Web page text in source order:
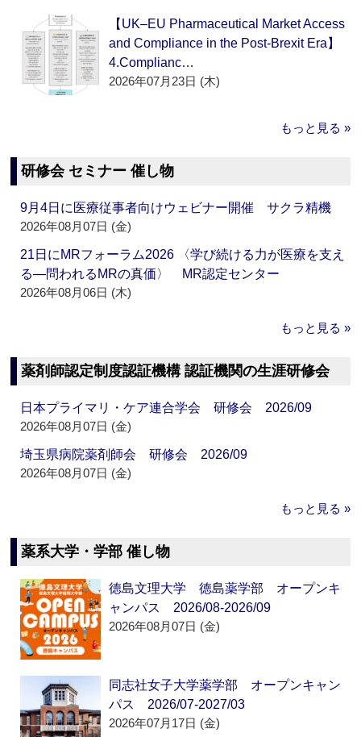
【UK–EU Pharmaceutical Market Access
and Compliance in the Post-Brexit Era】
4.Complianc…
2026年07月23日 (木)
もっと見る »
研修会 セミナー 催し物
9月4日に医療従事者向けウェビナー開催 サクラ精機
2026年08月07日 (金)
21日にMRフォーラム2026 〈学び続ける力が医療を支え
る―問われるMRの真価〉 MR認定センター
2026年08月06日 (木)
もっと見る »
薬剤師認定制度認証機構 認証機関の生涯研修会
日本プライマリ・ケア連合学会 研修会 2026/09
2026年08月07日 (金)
埼玉県病院薬剤師会 研修会 2026/09
2026年08月07日 (金)
もっと見る »
薬系大学・学部 催し物
徳島文理大学 徳島薬学部 オープンキ
ャンパス 2026/08-2026/09
2026年08月07日 (金)
同志社女子大学薬学部 オープンキャン
パス 2026/07-2027/03
2026年07月17日 (金)